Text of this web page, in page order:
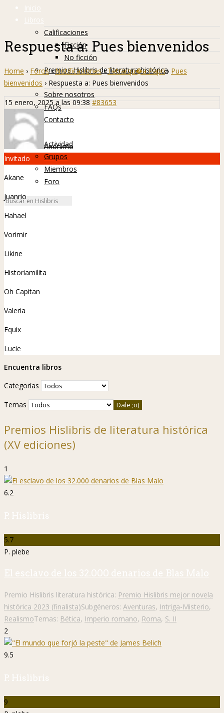
Inicio
Libros
Calificaciones
Ficción
No ficción
Premios Hislibris de literatura histórica
Info
Sobre nosotros
FAQs
Contacto
Hislibreños
Actividad
Grupos
Miembros
Foro
Respuesta a: Pues bienvenidos
Home › Foros › Notificaciones › Tetrarqu�a Papri › Pues
bienvenidos › Respuesta a: Pues bienvenidos
15 enero, 2025 a las 09:38 #83653
Anónimo
Invitado
Akane
Juanrio
Hahael
Vorimir
Likine
Historiamilita
Oh Capitan
Valeria
Equix
Lucie
Encuentra libros
Categorías
Temas
Premios Hislibris de literatura histórica
(XV ediciones)
1
6.2
P. Hislibris
5.7
P. plebe
El esclavo de los 32.000 denarios de Blas Malo
Premio Hislibris literatura histórica: Premio Hislibris mejor novela
histórica 2023 (finalista)Subgéneros: Aventuras, Intriga-Misterio,
RealismoTemas: Bética, Imperio romano, Roma, S. II
2
9.5
P. Hislibris
9